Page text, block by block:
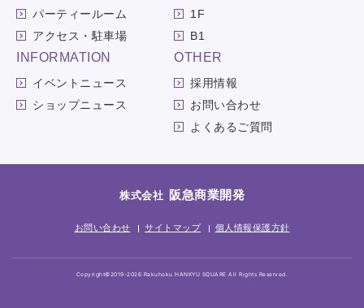
パーティールーム
アクセス・駐車場
1F
B1
INFORMATION
イベントニュース
ショップニュース
OTHER
採用情報
お問い合わせ
よくあるご質問
株式会社 阪急商業開発
お問い合わせ サイトマップ 個人情報保護方針
Copyright©2019-2026 Rakuhoku HANKYU SQUARE All Rights Reserved.